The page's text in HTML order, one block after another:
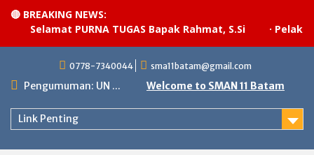
🔴 BREAKING NEWS:
Selamat PURNA TUGAS Bapak Rahmat, S.Si
content
0778-7340044 sma11batam@gmail.com
Pengumuman: UN ... Welcome to SMAN 11 Batam
Link Penting